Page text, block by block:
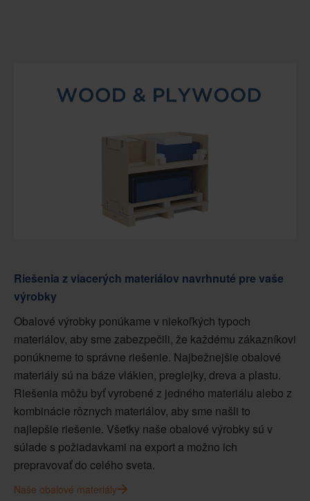
Riešenia z viacerých materiálov navrhnuté pre vaše
výrobky
Obalové výrobky ponúkame v niekoľkých typoch
materiálov, aby sme zabezpečili, že každému zákazníkovi
ponúkneme to správne riešenie. Najbežnejšie obalové
materiály sú na báze vlákien, preglejky, dreva a plastu.
Riešenia môžu byť vyrobené z jedného materiálu alebo z
kombinácie rôznych materiálov, aby sme našli to
najlepšie riešenie. Všetky naše obalové výrobky sú v
súlade s požiadavkami na export a možno ich
prepravovať do celého sveta.
Naše obalové materiály